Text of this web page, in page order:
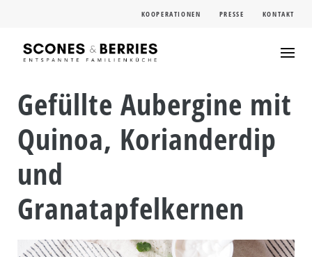
content
KOOPERATIONEN PRESSE KONTAKT
Gefüllte Aubergine mit
Quinoa, Korianderdip
und
Granatapfelkernen